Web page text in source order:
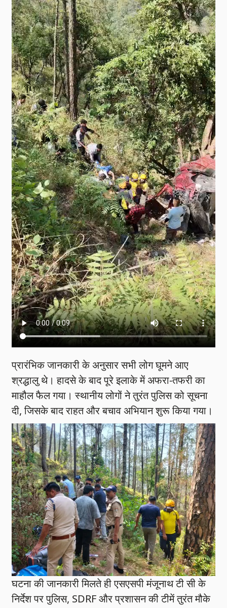
प्रारंभिक जानकारी के अनुसार सभी लोग घूमने आए
श्रद्धालु थे। हादसे के बाद पूरे इलाके में अफरा-तफरी का
माहौल फैल गया। स्थानीय लोगों ने तुरंत पुलिस को सूचना
दी, जिसके बाद राहत और बचाव अभियान शुरू किया गया।
घटना की जानकारी मिलते ही एसएसपी मंजूनाथ टी सी के
निर्देश पर पुलिस, SDRF और प्रशासन की टीमें तुरंत मौके